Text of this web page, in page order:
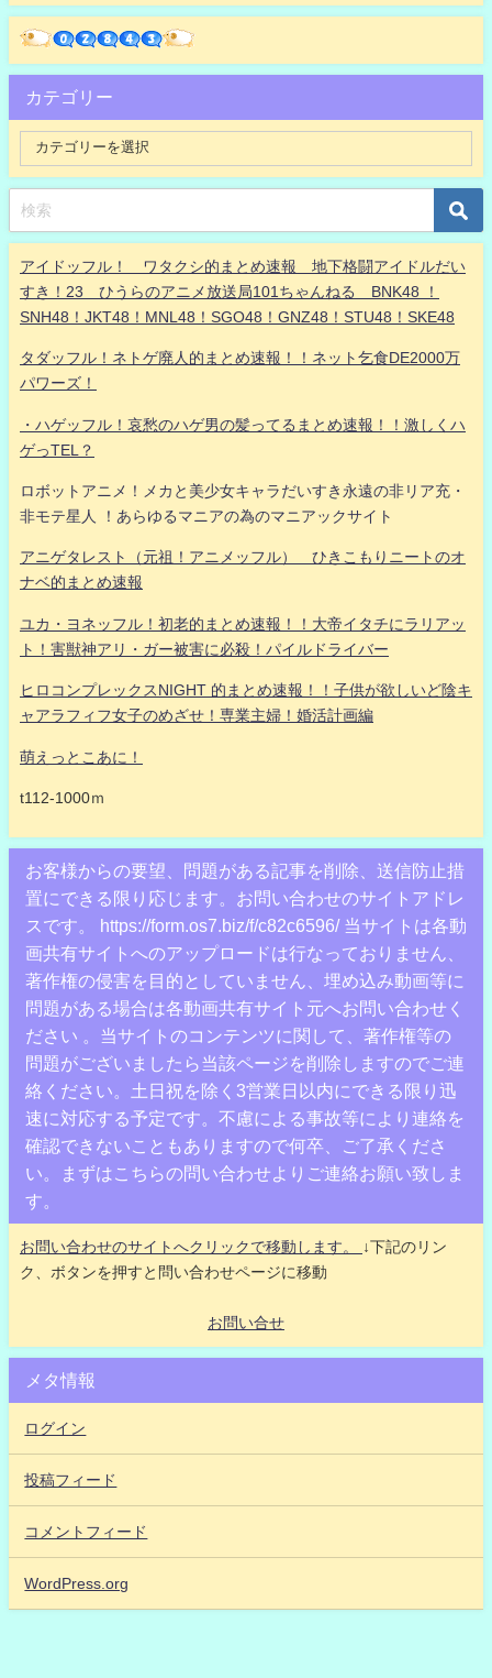
カテゴリー
アイドッフル！ ワタクシ的まとめ速報 地下格闘アイドルだい
すき！23 ひうらのアニメ放送局101ちゃんねる BNK48 ！
SNH48！JKT48！MNL48！SGO48！GNZ48！STU48！SKE48
タダッフル！ネトゲ廃人的まとめ速報！！ネット乞食DE2000万
パワーズ！
・ハゲッフル！哀愁のハゲ男の髪ってるまとめ速報！！激しくハ
ゲっTEL？
ロボットアニメ！メカと美少女キャラだいすき永遠の非リア充・
非モテ星人 ！あらゆるマニアの為のマニアックサイト
アニゲタレスト（元祖！アニメッフル） ひきこもりニートのオ
ナベ的まとめ速報
ユカ・ヨネッフル！初老的まとめ速報！！大帝イタチにラリアッ
ト！害獣神アリ・ガー被害に必殺！パイルドライバー
ヒロコンプレックスNIGHT 的まとめ速報！！子供が欲しいど陰キ
ャアラフィフ女子のめざせ！専業主婦！婚活計画編
萌えっとこあに！
t112-1000ｍ
お客様からの要望、問題がある記事を削除、送信防止措
置にできる限り応じます。お問い合わせのサイトアドレ
スです。 https://form.os7.biz/f/c82c6596/ 当サイトは各動
画共有サイトへのアップロードは行なっておりません、
著作権の侵害を目的としていません、埋め込み動画等に
問題がある場合は各動画共有サイト元へお問い合わせく
ださい 。当サイトのコンテンツに関して、著作権等の
問題がございましたら当該ページを削除しますのでご連
絡ください。土日祝を除く3営業日以内にできる限り迅
速に対応する予定です。不慮による事故等により連絡を
確認できないこともありますので何卒、ご了承くださ
い。まずはこちらの問い合わせよりご連絡お願い致しま
す。
お問い合わせのサイトへクリックで移動します。
↓下記のリン
ク、ボタンを押すと問い合わせページに移動
お問い合せ
メタ情報
ログイン
投稿フィード
コメントフィード
WordPress.org